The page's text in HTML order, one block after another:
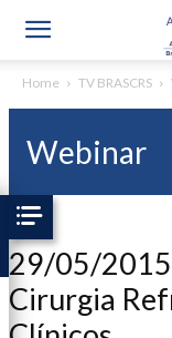
Home TV BRASCRS
Webinar
29/05/2015
Cirurgia